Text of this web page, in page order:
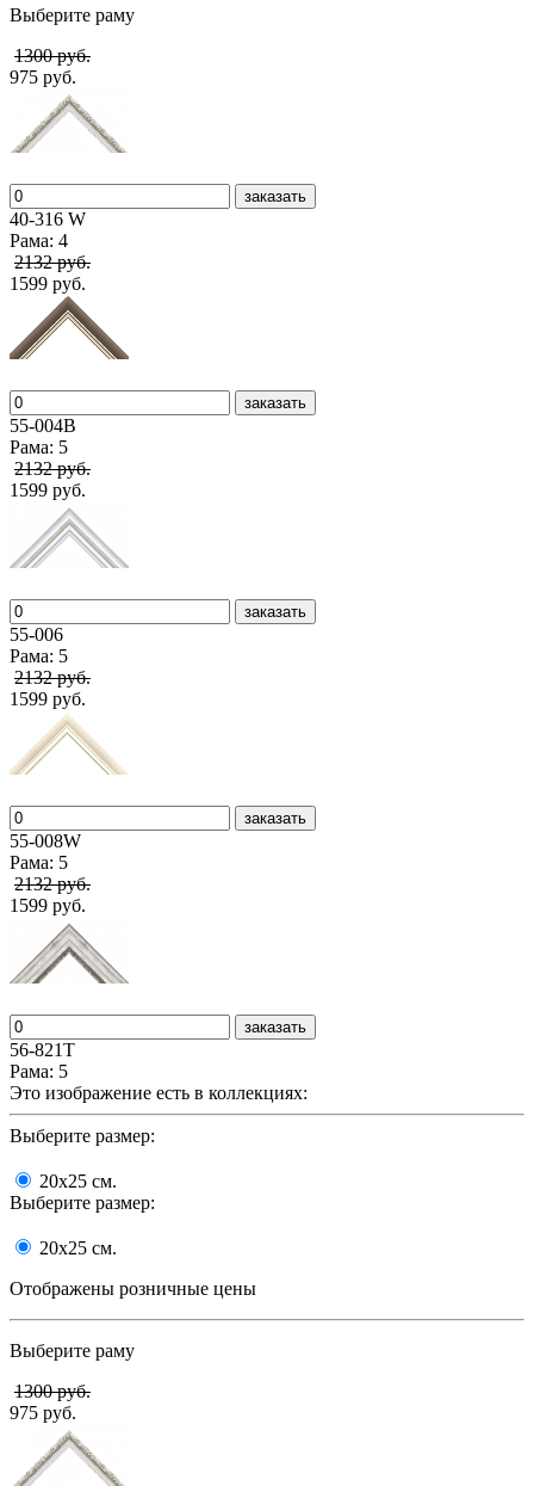
Выберите раму
1300 руб.
975 руб.
заказать
40-316 W
Рама: 4
2132 руб.
1599 руб.
заказать
55-004В
Рама: 5
2132 руб.
1599 руб.
заказать
55-006
Рама: 5
2132 руб.
1599 руб.
заказать
55-008W
Рама: 5
2132 руб.
1599 руб.
заказать
56-821T
Рама: 5
Это изображение есть в коллекциях:
Выберите размер:
20x25 cм.
Выберите размер:
20x25 cм.
Отображены розничные цены
Выберите раму
1300 руб.
975 руб.